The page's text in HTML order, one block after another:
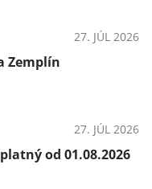
27. JÚL 2026
Zemplín
27. JÚL 2026
od 01.08.2026